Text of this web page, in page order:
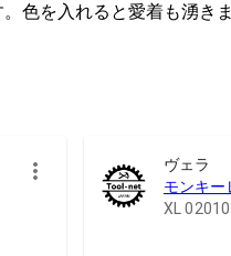
色を入れると愛着も湧き
ヴェラ
モンキー
XL